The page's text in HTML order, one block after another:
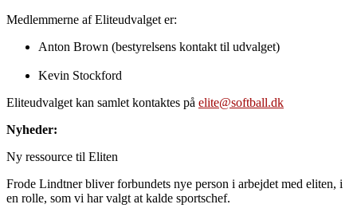
Medlemmerne af Eliteudvalget er:
Anton Brown (bestyrelsens kontakt til udvalget)
Kevin Stockford
Eliteudvalget kan samlet kontaktes på elite@softball.dk
Nyheder:
Ny ressource til Eliten
Frode Lindtner bliver forbundets nye person i arbejdet med eliten, i
en rolle, som vi har valgt at kalde sportschef.